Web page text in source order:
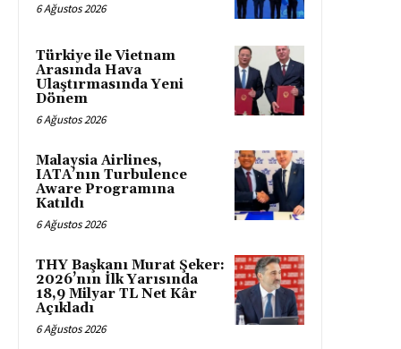
6 Ağustos 2026
Türkiye ile Vietnam
Arasında Hava
Ulaştırmasında Yeni
Dönem
6 Ağustos 2026
Malaysia Airlines,
IATA’nın Turbulence
Aware Programına
Katıldı
6 Ağustos 2026
THY Başkanı Murat Şeker:
2026’nın İlk Yarısında
18,9 Milyar TL Net Kâr
Açıkladı
6 Ağustos 2026